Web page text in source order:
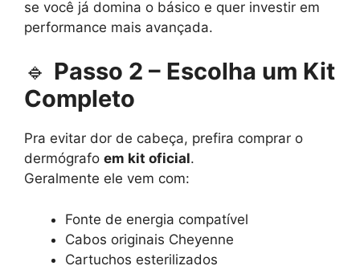
se você já domina o básico e quer investir em
performance mais avançada.
🔹 Passo 2 – Escolha um Kit
Completo
Pra evitar dor de cabeça, prefira comprar o
dermógrafo em kit oficial.
Geralmente ele vem com:
Fonte de energia compatível
Cabos originais Cheyenne
Cartuchos esterilizados